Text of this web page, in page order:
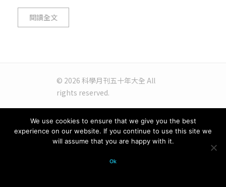
閱讀全文
© 2026 科學月刊五十年大全 All
rights reserved.
We use cookies to ensure that we give you the best
experience on our website. If you continue to use this site we
will assume that you are happy with it.
Ok